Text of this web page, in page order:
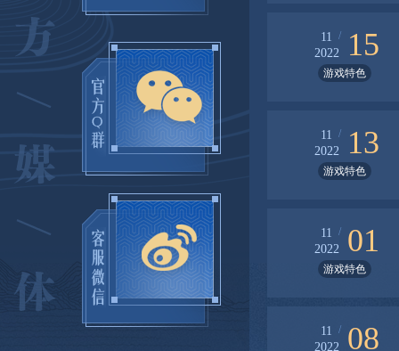
11
2022
15
/
游戏特色
11
2022
13
/
游戏特色
11
2022
01
/
游戏特色
11
2022
08
/